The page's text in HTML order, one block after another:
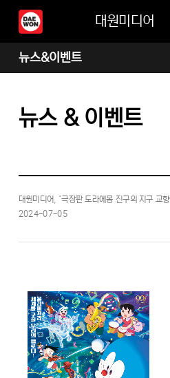
대원미디어
뉴스&이벤트
뉴스 & 이벤트
대원미디어, ‘극장판 도라에몽 진구의 지구 교
2024-07-05